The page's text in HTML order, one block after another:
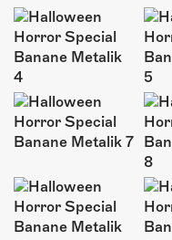
INFOS
KONTAKT
ÜBER UNS
GÖNNEREI
SHOP